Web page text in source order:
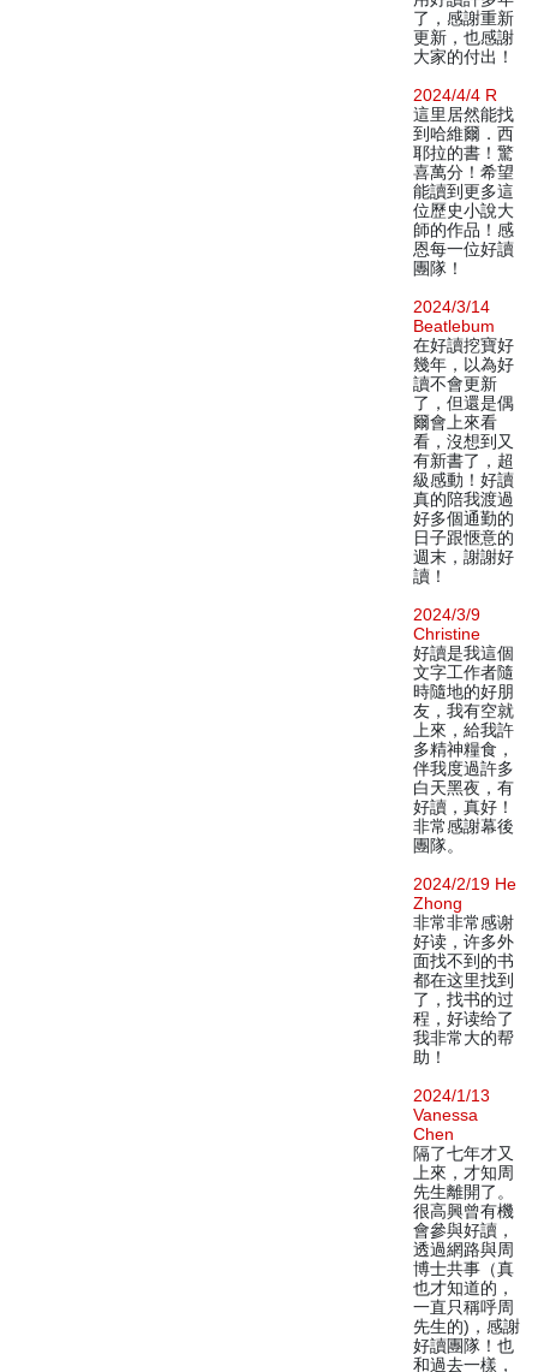
了，感謝重新
更新，也感謝
大家的付出！
2024/4/4 R
這里居然能找
到哈維爾．西
耶拉的書！驚
喜萬分！希望
能讀到更多這
位歷史小說大
師的作品！感
恩每一位好讀
團隊！
2024/3/14
Beatlebum
在好讀挖寶好
幾年，以為好
讀不會更新
了，但還是偶
爾會上來看
看，沒想到又
有新書了，超
級感動！好讀
真的陪我渡過
好多個通勤的
日子跟愜意的
週末，謝謝好
讀！
2024/3/9
Christine
好讀是我這個
文字工作者隨
時隨地的好朋
友，我有空就
上來，給我許
多精神糧食，
伴我度過許多
白天黑夜，有
好讀，真好！
非常感謝幕後
團隊。
2024/2/19 He
Zhong
非常非常感谢
好读，许多外
面找不到的书
都在这里找到
了，找书的过
程，好读给了
我非常大的帮
助！
2024/1/13
Vanessa
Chen
隔了七年才又
上來，才知周
先生離開了。
很高興曾有機
會參與好讀，
透過網路與周
博士共事（真
也才知道的，
一直只稱呼周
先生的)，感謝
好讀團隊！也
和過去一樣，